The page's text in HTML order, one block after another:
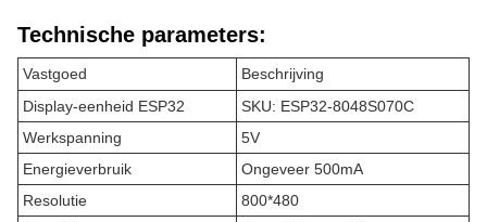
Technische parameters:
Vastgoed
Beschrijving
Display-eenheid ESP32
SKU: ESP32-8048S070C
Werkspanning
5V
Energieverbruik
Ongeveer 500mA
Resolutie
800*480